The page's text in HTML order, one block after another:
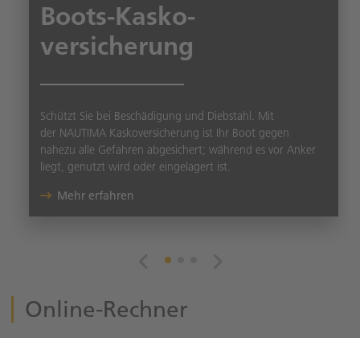
Boots-Kasko­
versicherung
Schützt Sie bei Beschädigung und Diebstahl. Mit
der NAUTIMA Kaskoversicherung ist Ihr Boot gegen
nahezu alle Gefahren abgesichert; während es vor Anker
liegt, genutzt wird oder eingelagert ist.
Mehr erfahren
Online-Rechner